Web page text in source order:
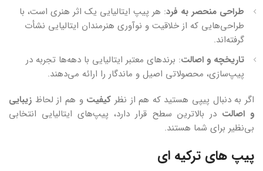
طراحی منحصر به فرد: هر پیپ ایتالیایی یک اثر هنری است، با
طراحی‌هایی که از خلاقیت و نوآوری هنرمندان ایتالیایی نشأت
گرفته‌اند.
تاریخچه و اصالت: برندهای معتبر ایتالیایی با دهه‌ها تجربه در
پیپ‌سازی، محصولاتی اصیل و ماندگار را ارائه می‌دهند.
اگر به دنبال پیپی هستید که هم از نظر کیفیت و هم از لحاظ زیبایی
و اصالت در بالاترین سطح قرار دارد، پیپ‌های ایتالیایی انتخابی
بی‌نظیر برای شما هستند.
پیپ های ترکیه ای